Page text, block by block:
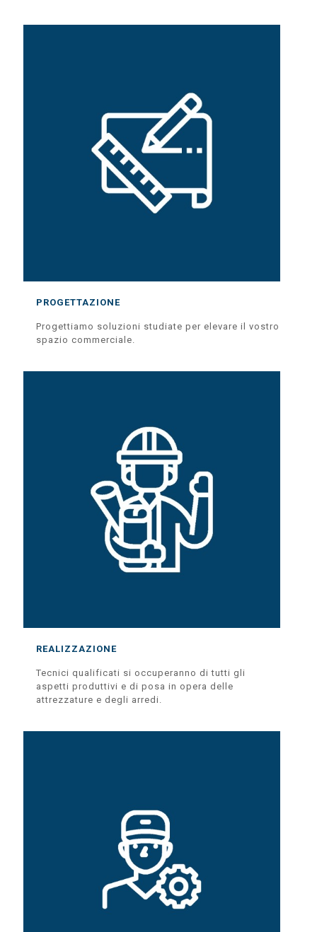
PROGETTAZIONE
Progettiamo soluzioni studiate per elevare il vostro
spazio commerciale.
REALIZZAZIONE
Tecnici qualificati si occuperanno di tutti gli
aspetti produttivi e di posa in opera delle
attrezzature e degli arredi.